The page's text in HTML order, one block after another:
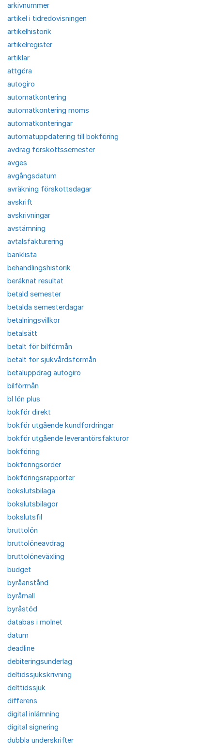
arkivnummer
artikel i tidredovisningen
artikelhistorik
artikelregister
artiklar
attgöra
autogiro
automatkontering
automatkontering moms
automatkonteringar
automatuppdatering till bokföring
avdrag förskottssemester
avges
avgångsdatum
avräkning förskottsdagar
avskrift
avskrivningar
avstämning
avtalsfakturering
banklista
behandlingshistorik
beräknat resultat
betald semester
betalda semesterdagar
betalningsvillkor
betalsätt
betalt för bilförmån
betalt för sjukvårdsförmån
betaluppdrag autogiro
bilförmån
bl lön plus
bokför direkt
bokför utgående kundfordringar
bokför utgående leverantörsfakturor
bokföring
bokföringsorder
bokföringsrapporter
bokslutsbilaga
bokslutsbilagor
bokslutsfil
bruttolön
bruttolöneavdrag
bruttolöneväxling
budget
byråanstånd
byråmall
byråstöd
databas i molnet
datum
deadline
debiteringsunderlag
deltidssjukskrivning
delttidssjuk
differens
digital inlämning
digital signering
dubbla underskrifter